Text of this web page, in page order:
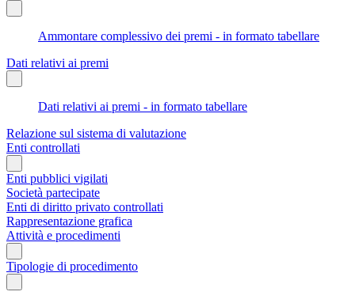
Ammontare complessivo dei premi - in formato tabellare
Dati relativi ai premi
Dati relativi ai premi - in formato tabellare
Relazione sul sistema di valutazione
Enti controllati
Enti pubblici vigilati
Società partecipate
Enti di diritto privato controllati
Rappresentazione grafica
Attività e procedimenti
Tipologie di procedimento